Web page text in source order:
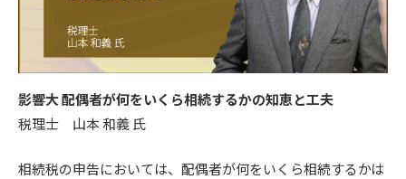
影響大 配偶者が何をいくら相続するかの知恵と工夫
税理士 山本 和義 氏
相続税の申告においては、配偶者が何をいくら相続するかは